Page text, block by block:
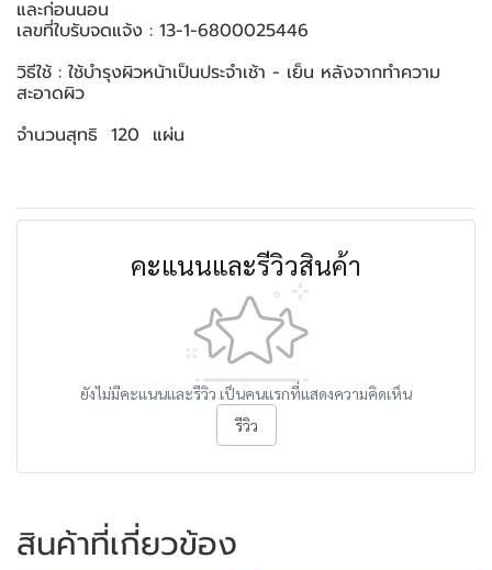
และก่อนนอน
เลขที่ใบรับจดแจ้ง : 13-1-6800025446
วิธีใช้ : ใช้บำรุงผิวหน้าเป็นประจำเช้า - เย็น หลังจากทำความ
สะอาดผิว
จำนวนสุทธิ 120 แผ่น
คะแนนและรีวิวสินค้า
ยังไม่มีคะแนนและรีวิว เป็นคนแรกที่แสดงความคิดเห็น
รีวิว
สินค้าที่เกี่ยวข้อง